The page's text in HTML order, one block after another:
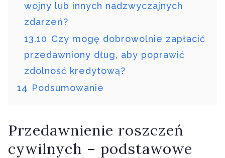
wojny lub innych nadzwyczajnych
zdarzeń?
13.10 Czy mogę dobrowolnie zapłacić
przedawniony dług, aby poprawić
zdolność kredytową?
14 Podsumowanie
Przedawnienie roszczeń
cywilnych – podstawowe